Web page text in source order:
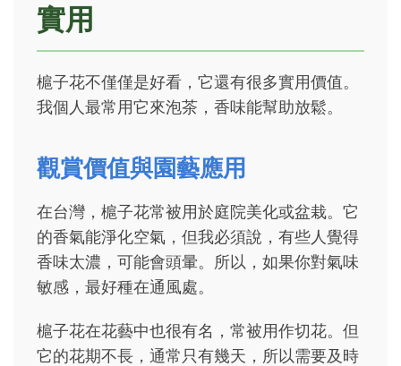
實用
槴子花不僅僅是好看，它還有很多實用價值。
我個人最常用它來泡茶，香味能幫助放鬆。
觀賞價值與園藝應用
在台灣，槴子花常被用於庭院美化或盆栽。它
的香氣能淨化空氣，但我必須說，有些人覺得
香味太濃，可能會頭暈。所以，如果你對氣味
敏感，最好種在通風處。
槴子花在花藝中也很有名，常被用作切花。但
它的花期不長，通常只有幾天，所以需要及時